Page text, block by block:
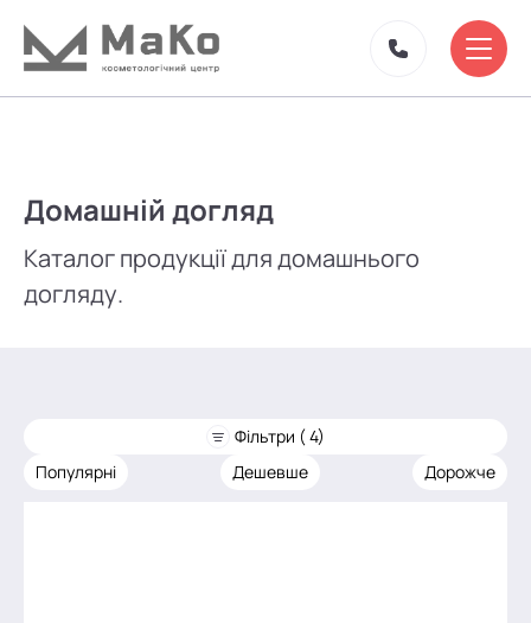
Домашній догляд
Каталог продукції для домашнього
догляду.
Фільтри ( 4)
Популярні
Дешевше Дорожче